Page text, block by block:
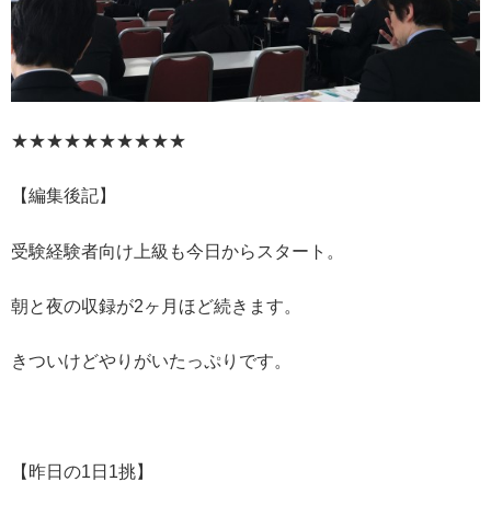
★★★★★★★★★★
【編集後記】
受験経験者向け上級も今日からスタート。
朝と夜の収録が2ヶ月ほど続きます。
きついけどやりがいたっぷりです。
【昨日の1日1挑】